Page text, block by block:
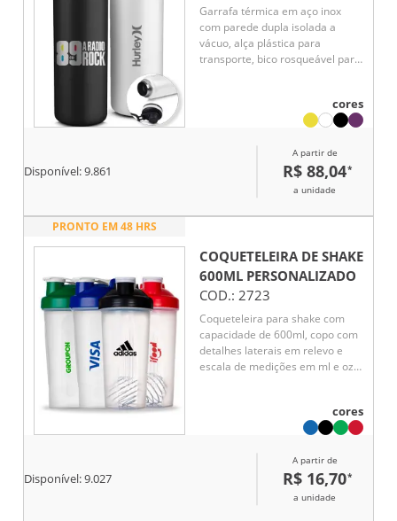
Garrafa térmica em aço inox
com parede dupla isolada a
vácuo, alça plástica para
transporte, bico rosqueável para
cores
Disponível:9.861
A partir de
R$ 88,04*
a unidade
PRONTO EM 48 HRS
COQUETELEIRA DE SHAKE
600ML PERSONALIZADO
COD.: 2723
Coqueteleira para shake com
capacidade de 600ml, copo com
detalhes laterais em relevo e
escala de medições em ml e oz.
cores
Disponível:9.027
A partir de
R$ 16,70*
a unidade